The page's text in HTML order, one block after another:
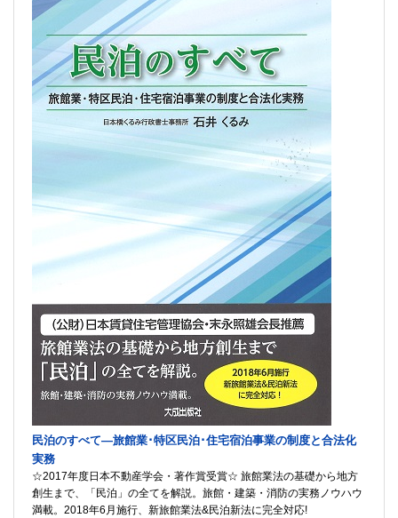
民泊のすべて―旅館業･特区民泊･住宅宿泊事業の制度と合法化
実務
☆2017年度日本不動産学会・著作賞受賞☆ 旅館業法の基礎から地方
創生まで、「民泊」の全てを解説。旅館・建築・消防の実務ノウハウ
満載。2018年6月施行、新旅館業法&民泊新法に完全対応!